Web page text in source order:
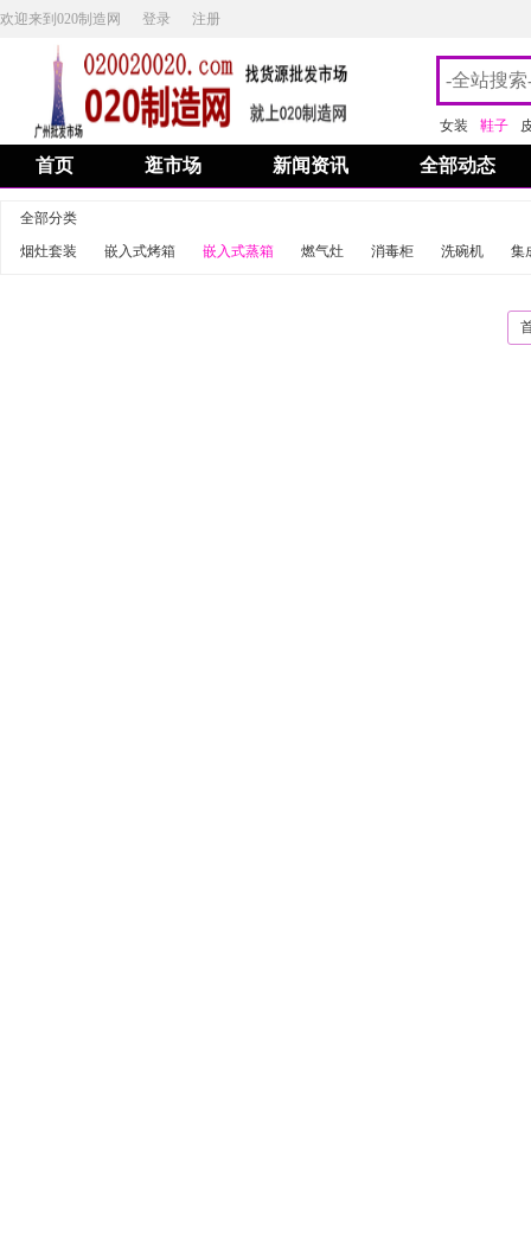
欢迎来到020制造网 登录 注册
女装 鞋子
首页 逛市场 新闻资讯 全部动态
全部分类
烟灶套装
嵌入式烤箱 嵌入式蒸箱 燃气灶 消毒柜 洗碗机 集